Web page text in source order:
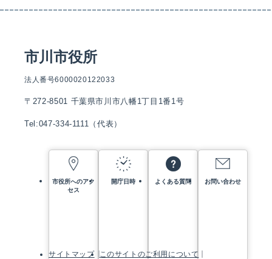
市川市役所
法人番号6000020122033
〒272-8501 千葉県市川市八幡1丁目1番1号
Tel:047-334-1111（代表）
市役所へのアク
セス
開庁日時 よくある質問 お問い合わせ
サイトマップ このサイトのご利用について